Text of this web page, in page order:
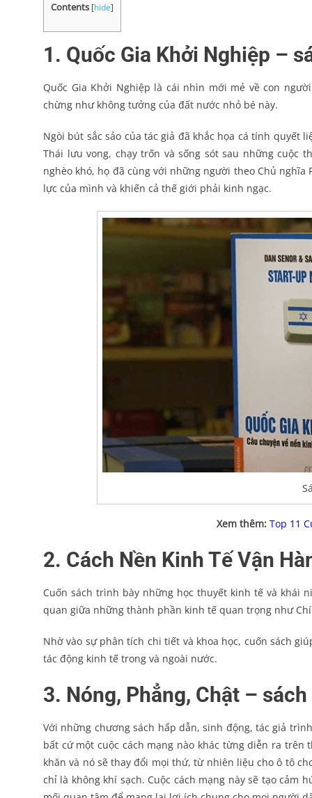
Contents [hide]
1. Quốc Gia Khởi Nghiệp –
Quốc Gia Khởi Nghiệp là cái nhìn mới mẻ về con
chừng như không tưởng của đất nước nhỏ bé này.
Ngòi bút sắc sảo của tác giả đã khắc họa cá tính quyết
Thái lưu vong, chạy trốn và sống sót sau những cuộc
nghèo khó, họ đã cùng với những người theo Chủ
lực của mình và khiến cả thế giới phải kinh ngạc.
Xem thêm: Top 11
2. Cách Nền Kinh Tế Vận
Cuốn sách trình bày những học thuyết kinh tế và khái
quan giữa những thành phần kinh tế quan trọng như
Nhờ vào sự phân tích chi tiết và khoa học, cuốn sách
tác động kinh tế trong và ngoài nước.
3. Nóng, Phẳng, Chật –
Với những chương sách hấp dẫn, sinh động, tác giả
bất cứ một cuộc cách mạng nào khác từng diễn ra
khăn và nó sẽ thay đổi mọi thứ, từ nhiên liệu cho ô tô
chỉ là không khí sạch. Cuộc cách mạng này sẽ tạo cảm